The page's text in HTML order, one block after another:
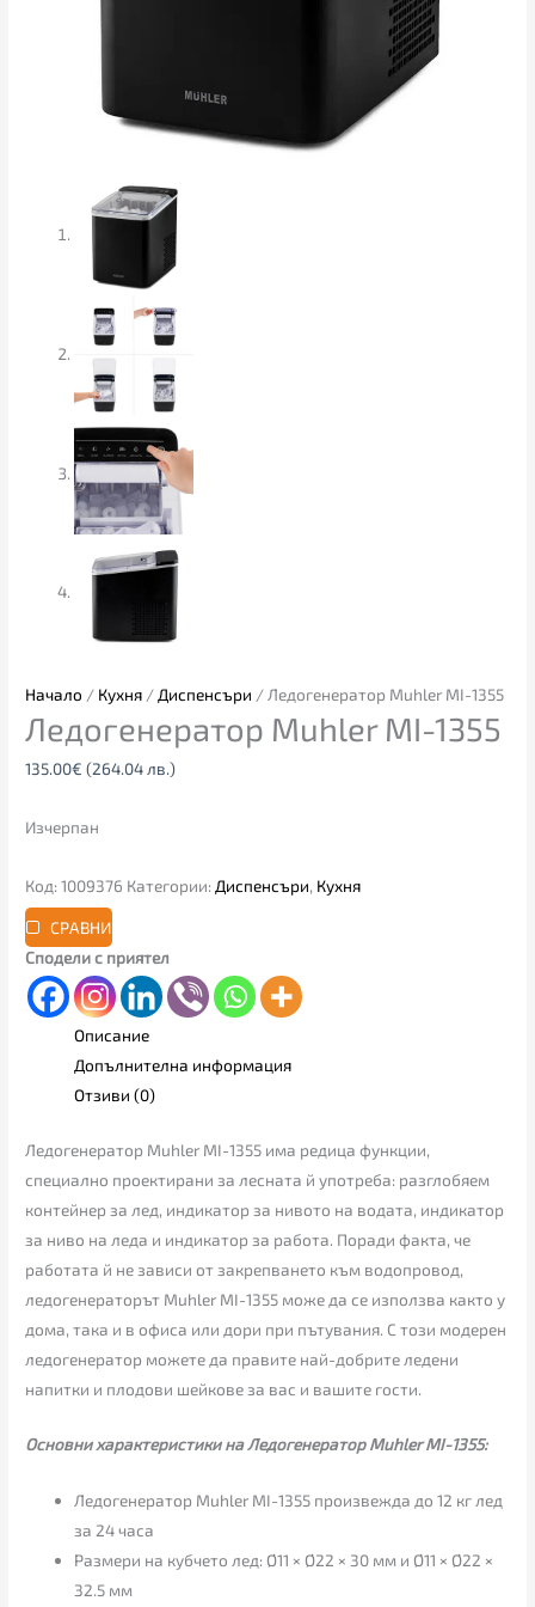
Начало / Кухня / Диспенсъри / Ледогенератор Muhler MI-1355
Ледогенератор Muhler MI-1355
135.00€ (264.04 лв.)
Изчерпан
Код:1009376 Категории: Диспенсъри, Кухня
СРАВНИ
Сподели с приятел
Описание
Допълнителна информация
Отзиви (0)
Ледогенератор Muhler MI-1355 има редица функции,
специално проектирани за лесната й употреба: разглобяем
контейнер за лед, индикатор за нивото на водата, индикатор
за ниво на леда и индикатор за работа. Поради факта, че
работата й не зависи от закрепването към водопровод,
ледогенераторът Muhler MI-1355 може да се използва както у
дома, така и в офиса или дори при пътувания. С този модерен
ледогенератор можете да правите най-добрите ледени
напитки и плодови шейкове за вас и вашите гости.
Основни характеристики на Ледогенератор Muhler MI-1355:
Ледогенератор Muhler MI-1355 произвежда до 12 кг лед
за 24 часа
Размери на кубчето лед: Ø11 × Ø22 × 30 мм и Ø11 × Ø22 ×
32.5 мм